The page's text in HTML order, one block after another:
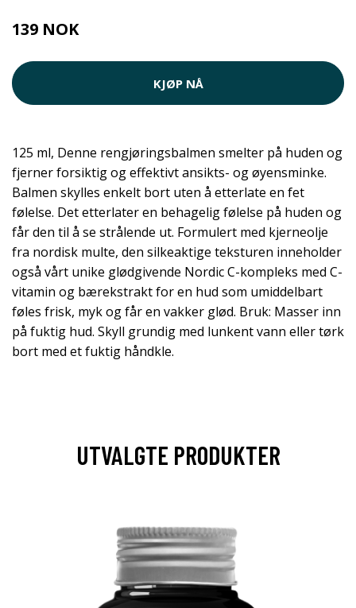
139 NOK
KJØP NÅ
125 ml, Denne rengjøringsbalmen smelter på huden og
fjerner forsiktig og effektivt ansikts- og øyensminke.
Balmen skylles enkelt bort uten å etterlate en fet
følelse. Det etterlater en behagelig følelse på huden og
får den til å se strålende ut. Formulert med kjerneolje
fra nordisk multe, den silkeaktige teksturen inneholder
også vårt unike glødgivende Nordic C-kompleks med C-
vitamin og bærekstrakt for en hud som umiddelbart
føles frisk, myk og får en vakker glød. Bruk: Masser inn
på fuktig hud. Skyll grundig med lunkent vann eller tørk
bort med et fuktig håndkle.
UTVALGTE PRODUKTER